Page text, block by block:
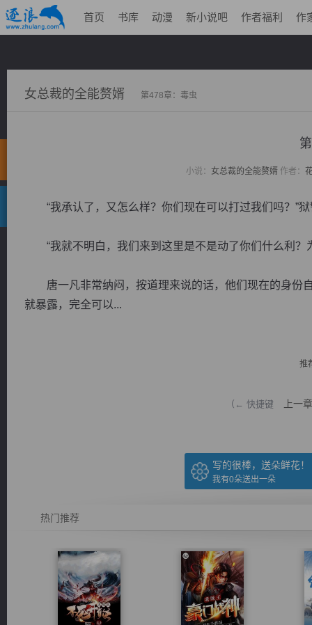
首页 书库 动漫 新小说吧 作者福利 作
女总裁的全能赘婿 第478章：毒虫
小说： 女总裁的全能赘婿作者：
“我承认了，又怎么样？你们现在可以打过我们吗？”狱
“我就不明白，我们来到这里是不是动了你们什么利？
唐一凡非常纳闷，按道理来说的话，他们现在的身份
就暴露，完全可以...
推
（← 快捷键 上一章
写的很棒，送朵鲜花！
我有0朵送出一朵
热门推荐